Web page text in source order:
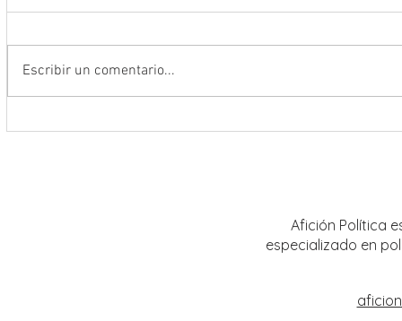
Escribir un comentario...
Afición Política
especializado en